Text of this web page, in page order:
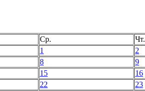
Ср. Чт.
1
2
8 9
15 16
22 23